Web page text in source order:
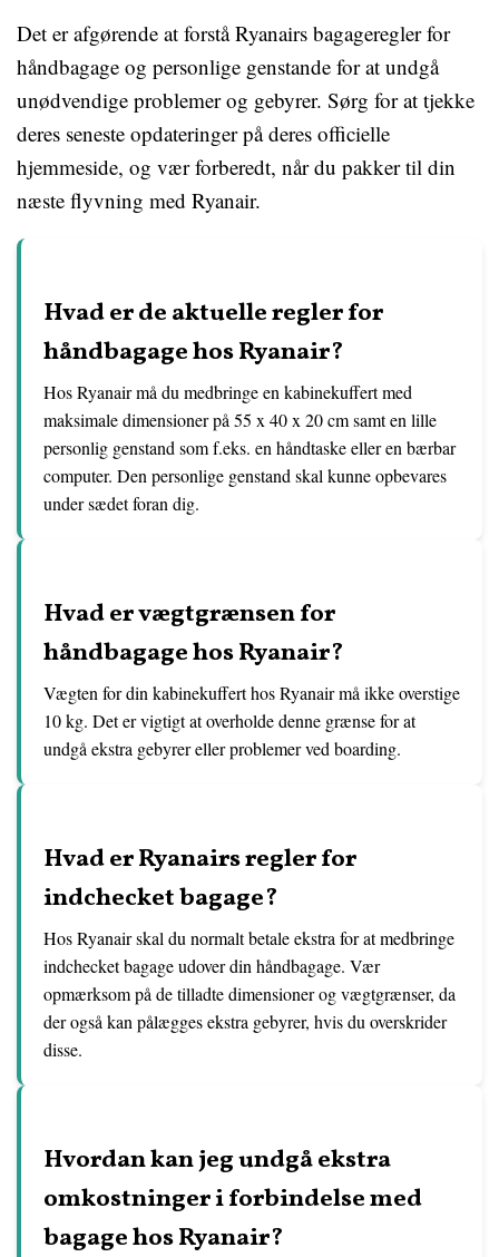
Det er afgørende at forstå Ryanairs bagageregler for
håndbagage og personlige genstande for at undgå
unødvendige problemer og gebyrer. Sørg for at tjekke
deres seneste opdateringer på deres officielle
hjemmeside, og vær forberedt, når du pakker til din
næste flyvning med Ryanair.
Hvad er de aktuelle regler for
håndbagage hos Ryanair?
Hos Ryanair må du medbringe en kabinekuffert med
maksimale dimensioner på 55 x 40 x 20 cm samt en lille
personlig genstand som f.eks. en håndtaske eller en bærbar
computer. Den personlige genstand skal kunne opbevares
under sædet foran dig.
Hvad er vægtgrænsen for
håndbagage hos Ryanair?
Vægten for din kabinekuffert hos Ryanair må ikke overstige
10 kg. Det er vigtigt at overholde denne grænse for at
undgå ekstra gebyrer eller problemer ved boarding.
Hvad er Ryanairs regler for
indchecket bagage?
Hos Ryanair skal du normalt betale ekstra for at medbringe
indchecket bagage udover din håndbagage. Vær
opmærksom på de tilladte dimensioner og vægtgrænser, da
der også kan pålægges ekstra gebyrer, hvis du overskrider
disse.
Hvordan kan jeg undgå ekstra
omkostninger i forbindelse med
bagage hos Ryanair?